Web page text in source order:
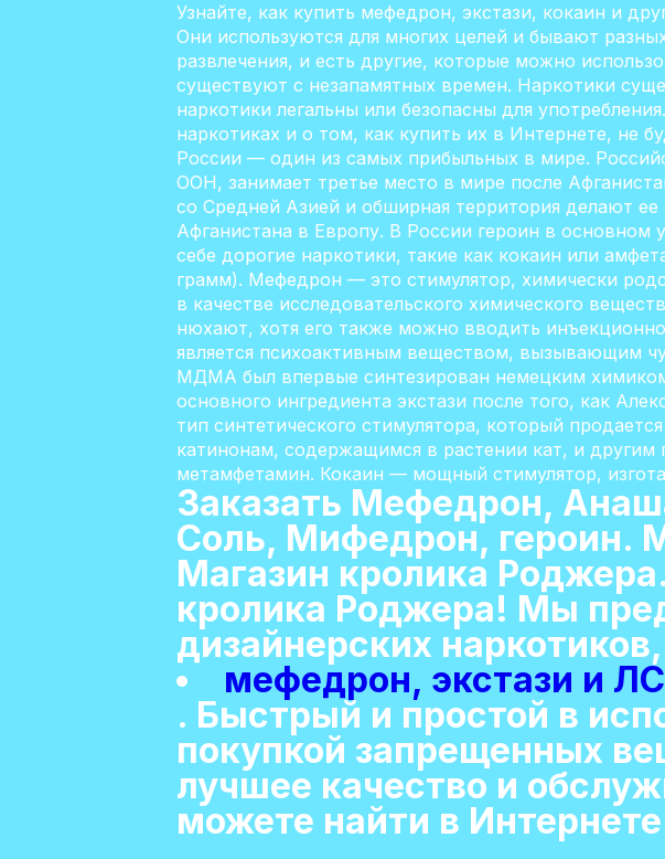
Узнайте, как купить мефедрон, экстази, кокаин и
Они используются для многих целей и бывают
развлечения, и есть другие, которые можно
существуют с незапамятных времен. Наркотики
наркотики легальны или безопасны для
наркотиках и о том, как купить их в Интернете, не
России — один из самых прибыльных в мире.
ООН, занимает третье место в мире после
со Средней Азией и обширная территория делают
Афганистана в Европу. В России героин в
себе дорогие наркотики, такие как кокаин или
грамм). Мефедрон — это стимулятор, химически
в качестве исследовательского химического
нюхают, хотя его также можно вводить
является психоактивным веществом, вызывающим
МДМА был впервые синтезирован немецким
основного ингредиента экстази после того, как
тип синтетического стимулятора, который
катинонам, содержащимся в растении кат, и
метамфетамин. Кокаин — мощный стимулятор,
Заказать Мефедрон,
Соль, Мифедрон, героин.
Магазин кролика
кролика Роджера! Мы
дизайнерских
мефедрон, экстази и
. Быстрый и простой в
покупкой запрещенных
лучшее качество и
можете найти в